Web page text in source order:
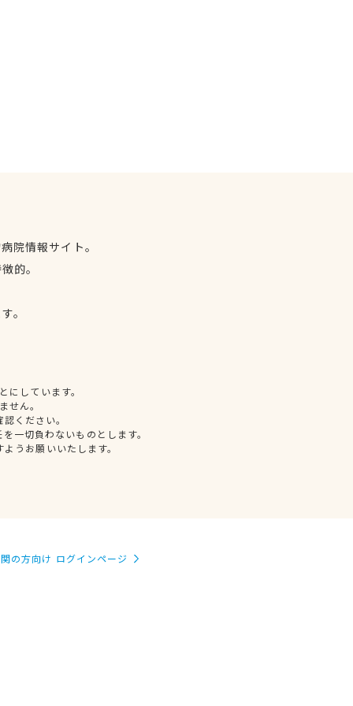
院情報サイト。
的。
。
しています。
せん。
ください。
一切負わないものとします。
うお願いいたします。
の方向け ログインページ